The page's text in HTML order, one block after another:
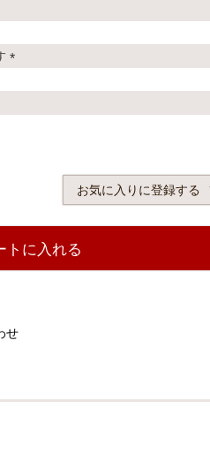
2/13
必
お気に入りに登録する
トに入れる
せ